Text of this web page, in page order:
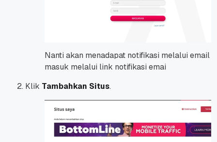
Nanti akan menadapat notifikasi melalui email –
masuk melalui link notifikasi emai
Klik Tambahkan Situs.